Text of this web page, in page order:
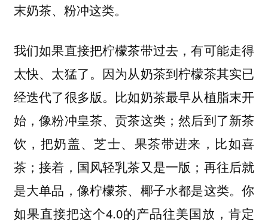
末奶茶、粉冲这类。
我们如果直接把柠檬茶带过去，有可能走得
太快、太猛了。因为从奶茶到柠檬茶其实已
经迭代了很多版。比如奶茶最早从植脂末开
始，像粉冲皇茶、贡茶这类；然后到了新茶
饮，把奶盖、芝士、果茶带进来，比如喜
茶；接着，国风轻乳茶又是一版；再往后就
是大单品，像柠檬茶、椰子水都是这类。你
如果直接把这个4.0的产品往美国放，肯定